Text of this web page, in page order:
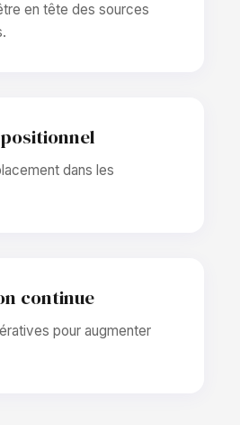
en tête des sources
dans les
continue
pour augmenter